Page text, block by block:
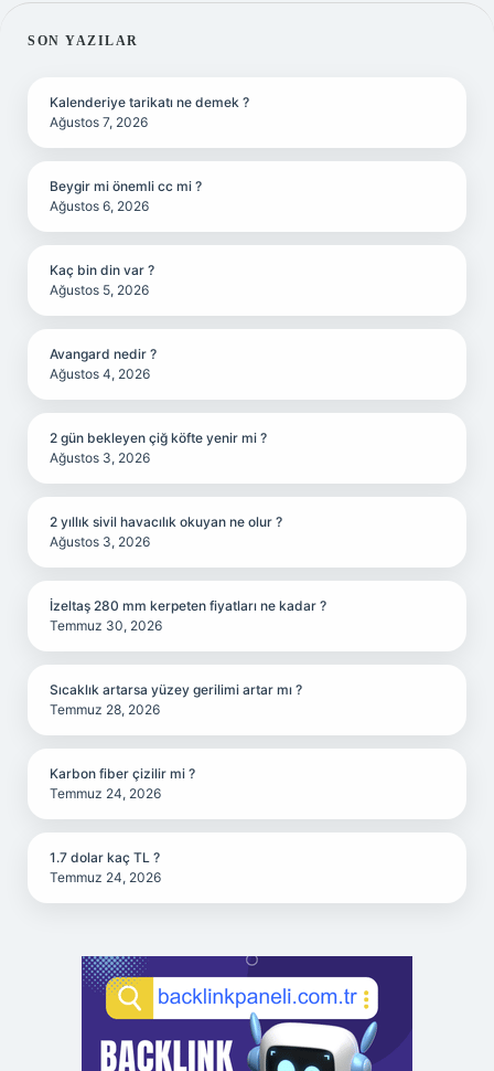
SIDEBAR
SON YAZILAR
Kalenderiye tarikatı ne demek ?
Ağustos 7, 2026
Beygir mi önemli cc mi ?
Ağustos 6, 2026
Kaç bin din var ?
Ağustos 5, 2026
Avangard nedir ?
Ağustos 4, 2026
2 gün bekleyen çiğ köfte yenir mi ?
Ağustos 3, 2026
2 yıllık sivil havacılık okuyan ne olur ?
Ağustos 3, 2026
İzeltaş 280 mm kerpeten fiyatları ne kadar ?
Temmuz 30, 2026
Sıcaklık artarsa yüzey gerilimi artar mı ?
Temmuz 28, 2026
Karbon fiber çizilir mi ?
Temmuz 24, 2026
1.7 dolar kaç TL ?
Temmuz 24, 2026